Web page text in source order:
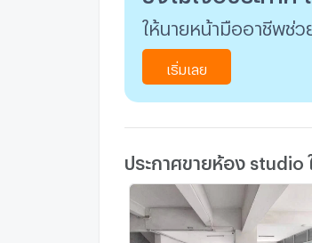
ให้นายหน้ามืออาชีพช่ว
เริ่มเลย
ประกาศขายห้อง studio